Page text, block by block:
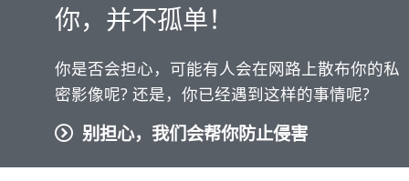
你，并不孤单！
你是否会担心，可能有人会在网路上散布你的私
密影像呢? 还是，你已经遇到这样的事情呢?
别担心，我们会帮你防止侵害